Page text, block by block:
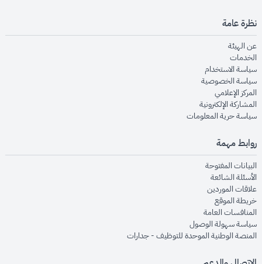
نظرة عامة
عن الهيئةopens in new window
الخدماتopens in new window
سياسة الاستخدام
سياسة الخصوصيةopens in new window
المركز الإعلاميopens in new window
المشاركة الإلكترونيةopens in new window
سياسة حرية المعلوماتopens in new window
روابط مهمة
البيانات المفتوحةopens in new window
الأسئلة الشائعةopens in new window
علاقات الموردينopens in new window
خريطة الموقعopens in new window
المنافسات العامةopens in new window
سياسة سهولة الوصولopens in new window
المنصة الوطنية الموحدة للتوظيف - جداراتopens in new window